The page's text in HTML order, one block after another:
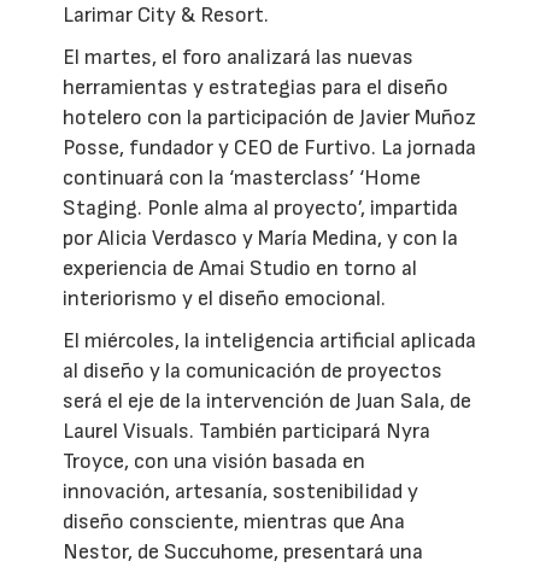
Larimar City & Resort.
El martes, el foro analizará las nuevas
herramientas y estrategias para el diseño
hotelero con la participación de Javier Muñoz
Posse, fundador y CEO de Furtivo. La jornada
continuará con la ‘masterclass’ ‘Home
Staging. Ponle alma al proyecto’, impartida
por Alicia Verdasco y María Medina, y con la
experiencia de Amai Studio en torno al
interiorismo y el diseño emocional.
El miércoles, la inteligencia artificial aplicada
al diseño y la comunicación de proyectos
será el eje de la intervención de Juan Sala, de
Laurel Visuals. También participará Nyra
Troyce, con una visión basada en
innovación, artesanía, sostenibilidad y
diseño consciente, mientras que Ana
Nestor, de Succuhome, presentará una